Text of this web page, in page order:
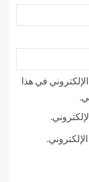
في هذا